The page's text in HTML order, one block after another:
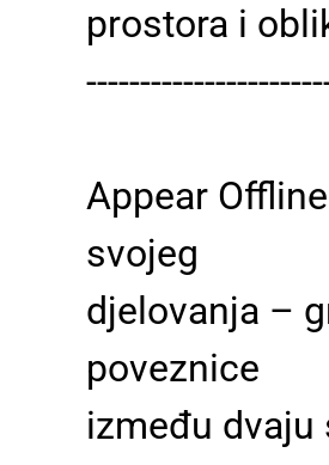
prostora i
Appear
svojeg
djelovanja –
poveznice
između dvaju